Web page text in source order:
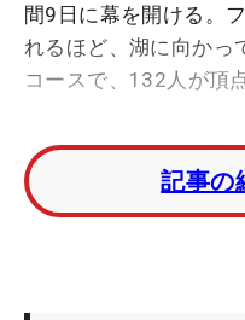
間9日に幕を開ける。
れるほど、湖に向かっ
コースで、132人が頂
2013年に“メジャー昇
年は賞金総額が過去
万円）に達し、優勝
記事の